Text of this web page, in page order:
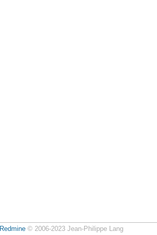
Redmine© 2006-2023 Jean-Philippe Lang